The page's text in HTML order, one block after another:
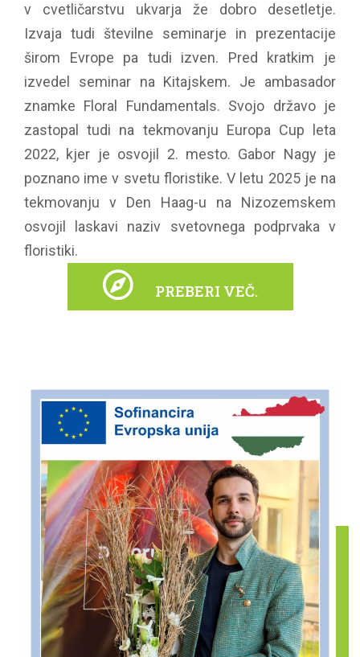
v cvetličarstvu ukvarja že dobro desetletje.
Izvaja tudi številne seminarje in prezentacije
širom Evrope pa tudi izven. Pred kratkim je
izvedel seminar na Kitajskem. Je ambasador
znamke Floral Fundamentals. Svojo državo je
zastopal tudi na tekmovanju Europa Cup leta
2022, kjer je osvojil 2. mesto. Gabor Nagy je
poznano ime v svetu floristike. V letu 2025 je na
tekmovanju v Den Haag-u na Nizozemskem
osvojil laskavi naziv svetovnega podprvaka v
floristiki.
PREBERI VEČ.